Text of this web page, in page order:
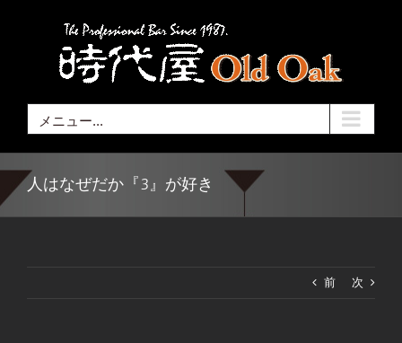
メニュー...
人はなぜだか『3』が好き
前 次